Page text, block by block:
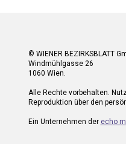
© WIENER BEZIRKSBLATT
Windmühlgasse 26
1060 Wien.
Alle Rechte vorbehalten.
Reproduktion über den
Ein Unternehmen der echo